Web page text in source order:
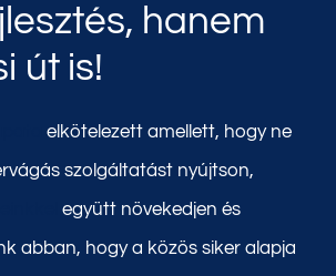
hanem
út is!
elkötelezett amellett, hogy ne
szolgáltatást nyújtson,
együtt növekedjen és
abban, hogy a közös siker alapja